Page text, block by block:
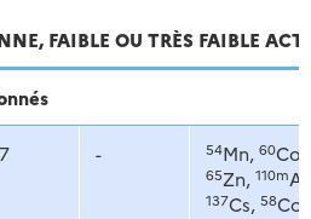
FAIBLE OU TRÈS FAIBLE
- 54Mn, 60Co,
65Zn, 110m
137Cs, 58Co